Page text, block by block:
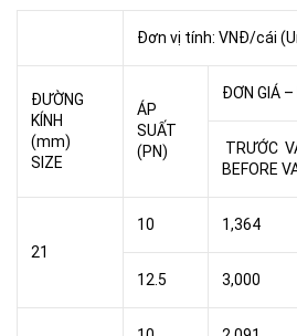
Đơn vị tính: VNĐ/cái
ĐƯỜNG
KÍNH
(mm)
SIZE
ÁP
SUẤT
(PN)
ĐƠN GIÁ –
TRƯỚC
BEFORE
21
10 1,364
12.5 3,000